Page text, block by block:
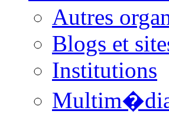
Autres
Blogs et
Institutions